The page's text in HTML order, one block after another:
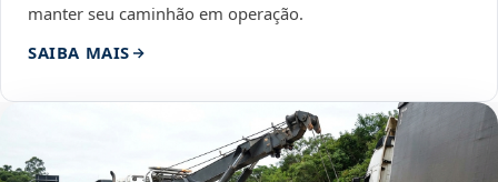
manter seu caminhão em operação.
SAIBA MAIS